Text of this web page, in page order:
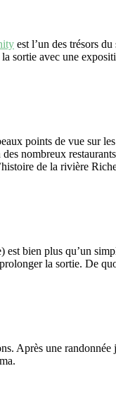
est l’un des trésors
sortie avec une
points de vue sur
nombreux
de la rivière
est bien plus qu’un
la sortie. De
Après une